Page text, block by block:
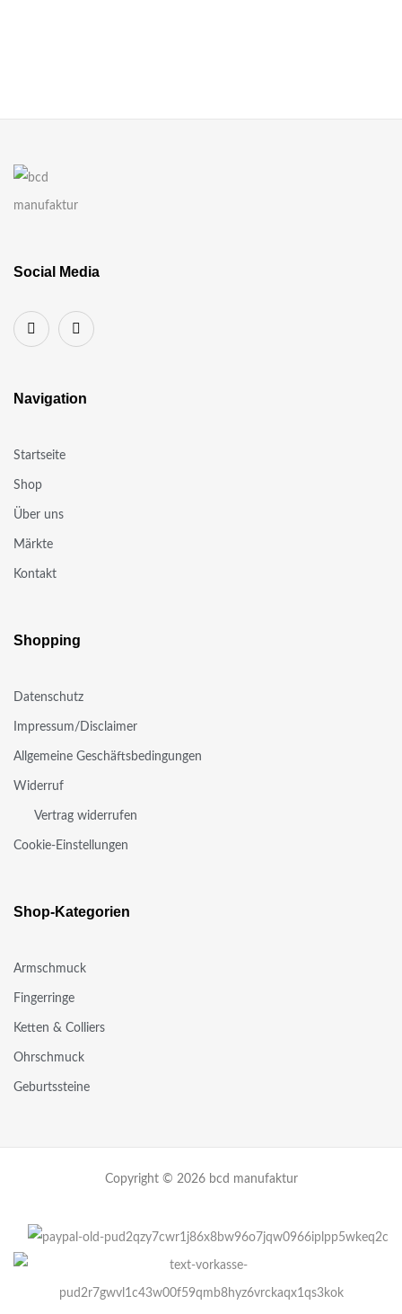
Social Media
Navigation
Startseite
Shop
Über uns
Märkte
Kontakt
Shopping
Datenschutz
Impressum/Disclaimer
Allgemeine Geschäftsbedingungen
Widerruf
Vertrag widerrufen
Cookie-Einstellungen
Shop-Kategorien
Armschmuck
Fingerringe
Ketten & Colliers
Ohrschmuck
Geburtssteine
Copyright © 2026 bcd manufaktur